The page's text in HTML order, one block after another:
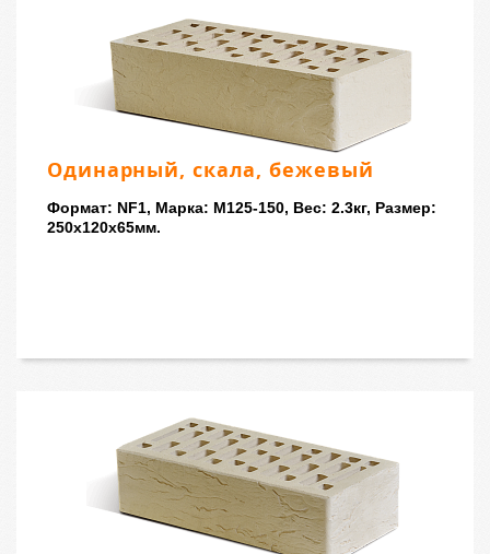
Одинарный, скала, бежевый
Формат: NF1, Марка: M125-150, Вес: 2.3кг, Размер:
250x120x65мм.